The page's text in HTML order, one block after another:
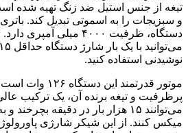
تیغه از جنس استیل ضد زنگ تهیه شده است
و سبزیجات را به اسموتی تبدیل کند.
دستگاه، ظرفیت ۴۰۰۰ میلی
نوشیدنی استفاده کنید.
موتور قدرتمند این
پرظرفیت و تیغه برنده آن، یک ترکیب
می‌توانند ۱۵ هزار بار در دقیقه
میکس کنند. از این شیکر شارژی